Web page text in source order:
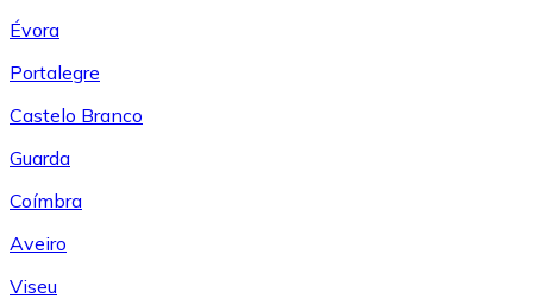
Évora
Portalegre
Castelo Branco
Guarda
Coímbra
Aveiro
Viseu